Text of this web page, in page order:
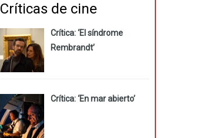
Críticas de cine
Crítica: ‘El síndrome
Rembrandt’
Crítica: ‘En mar abierto’